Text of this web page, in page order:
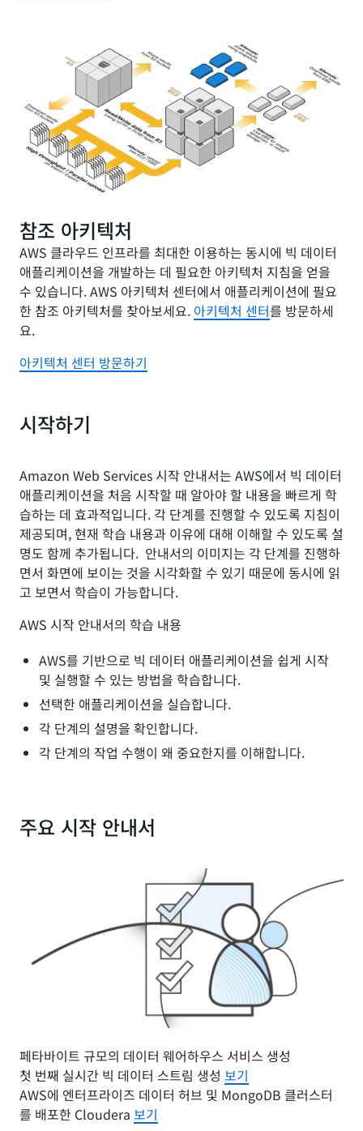
참조 아키텍처
AWS 클라우드 인프라를 최대한 이용하는 동시에 빅 데이터
애플리케이션을 개발하는 데 필요한 아키텍처 지침을 얻을
수 있습니다. AWS 아키텍처 센터에서 애플리케이션에 필요
한 참조 아키텍처를 찾아보세요. 아키텍처 센터를 방문하세
요.
아키텍처 센터 방문하기
시작하기
Amazon Web Services 시작 안내서는 AWS에서 빅 데이터
애플리케이션을 처음 시작할 때 알아야 할 내용을 빠르게 학
습하는 데 효과적입니다. 각 단계를 진행할 수 있도록 지침이
제공되며, 현재 학습 내용과 이유에 대해 이해할 수 있도록 설
명도 함께 추가됩니다. 안내서의 이미지는 각 단계를 진행하
면서 화면에 보이는 것을 시각화할 수 있기 때문에 동시에 읽
고 보면서 학습이 가능합니다.
AWS 시작 안내서의 학습 내용
AWS를 기반으로 빅 데이터 애플리케이션을 쉽게 시작
및 실행할 수 있는 방법을 학습합니다.
선택한 애플리케이션을 실습합니다.
각 단계의 설명을 확인합니다.
각 단계의 작업 수행이 왜 중요한지를 이해합니다.
주요 시작 안내서
페타바이트 규모의 데이터 웨어하우스 서비스 생성
첫 번째 실시간 빅 데이터 스트림 생성 보기
AWS에 엔터프라이즈 데이터 허브 및 MongoDB 클러스터
를 배포한 Cloudera 보기